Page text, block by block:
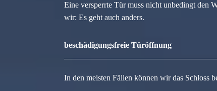
Eine versperrte Tür muss nicht unbedingt den
wir: Es geht auch anders.
beschädigungsfreie Türöffnung
In den meisten Fällen können wir das Schloss